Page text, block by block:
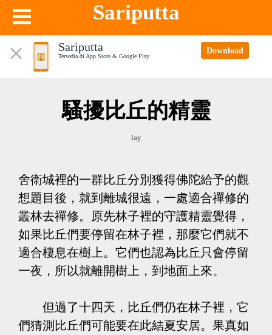
Sariputta
Sariputta
Tersedia di App Store & Google Play
Download
騷擾比丘的精靈
lay
舍衛城裡的一群比丘分別獲得佛陀給予的觀
想題目後，就到離城很遠，一處適合禪修的
叢林去禪修。原先林子裡的守護精靈覺得，
如果比丘們要停留在林子裡，那麼它們就不
適合棲息在樹上。它們也認為比丘只會停留
一夜，所以就離開樹上，到地面上來。
但過了十四天，比丘們仍在林子裡，它
們猜測比丘們可能要在此結夏安居。果真如